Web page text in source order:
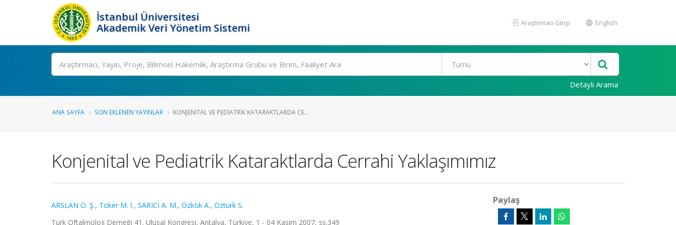
İstanbul Üniversitesi
Akademik Veri Yönetim Sistemi
Araştırmacı Girişi English
Ara
Detaylı Arama
ANA SAYFA SON EKLENEN YAYINLAR KONJENITAL VE PEDIATRIK KATARAKTLARDA CE...
Konjenital ve Pediatrik Kataraktlarda Cerrahi Yaklaşımımız
ARSLAN O. Ş., Toker M. İ., SARICI A. M., Özkök A., Öztürk S.
Türk Oftalmoloji Derneği 41. Ulusal Kongresi, Antalya, Türkiye, 1 - 04 Kasım 2007, ss.349
Paylaş